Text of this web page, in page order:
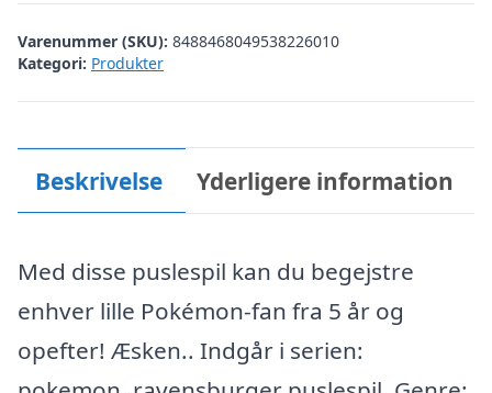
Varenummer (SKU): 8488468049538226010
Kategori: Produkter
Beskrivelse Yderligere information
Med disse puslespil kan du begejstre
enhver lille Pokémon-fan fra 5 år og
opefter! Æsken.. Indgår i serien: